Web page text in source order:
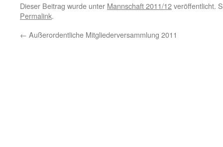
Dieser Beitrag wurde unter Mannschaft 2011/12veröffentlicht.
Permalink.
← Außerordentliche Mitgliederversammlung 2011